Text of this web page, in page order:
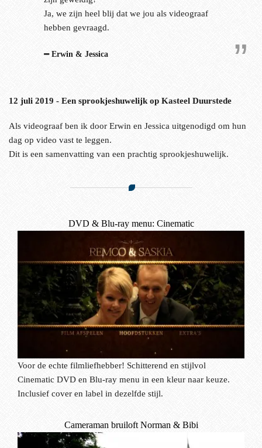
Ja, we zijn heel blij dat we jou als videograaf
hebben gevraagd.
Erwin & Jessica
12 juli 2019 - Een sprookjeshuwelijk op Kasteel Duurstede
Als videograaf ben ik door Erwin en Jessica uitgenodigd om hun
dag op video vast te leggen.
Dit is een samenvatting van een prachtig sprookjeshuwelijk.
DVD & Blu-ray menu: Cinematic
Voor de echte filmliefhebber! Schitterend en stijlvol
Cinematic DVD en Blu-ray menu in een kleur naar keuze.
Inclusief cover en label in dezelfde stijl.
Cameraman bruiloft Norman & Bibi